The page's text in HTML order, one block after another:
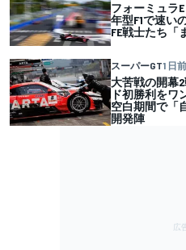
フォーミュラ
年型F1で速い
FE戦士たち「
スーパーGT1 日前
大苦戦の開幕
ド初勝利をワ
空白期間で「
開発陣